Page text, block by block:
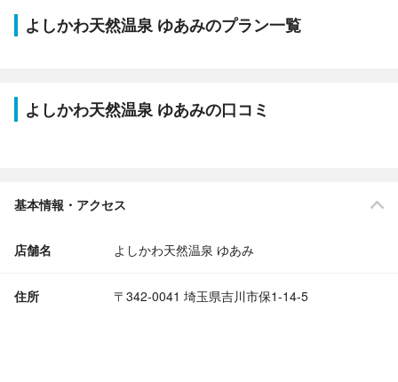
よしかわ天然温泉 ゆあみのプラン一覧
よしかわ天然温泉 ゆあみの口コミ
基本情報・アクセス
店舗名 よしかわ天然温泉 ゆあみ
住所 〒342-0041 埼玉県吉川市保1-14-5